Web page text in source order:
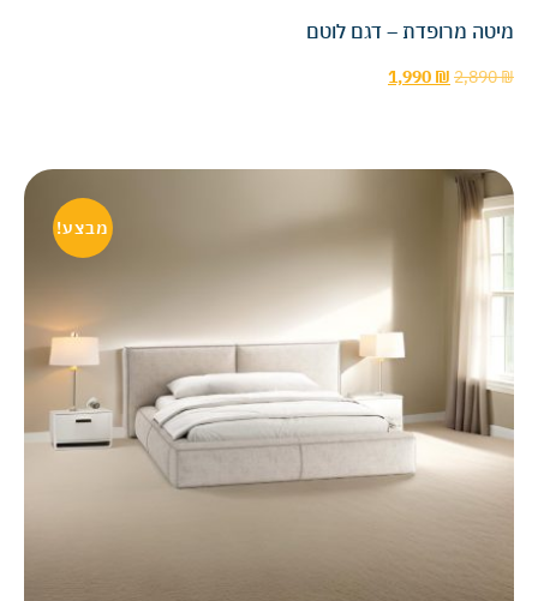
מיטה מרופדת – דגם לוטם
2,890₪
1,990 ₪
מבצע!